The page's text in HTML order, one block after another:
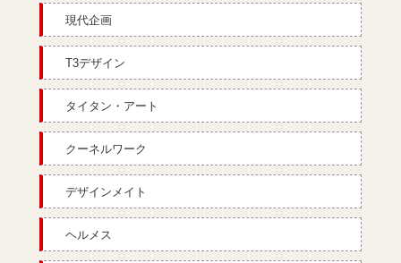
現代企画
T3デザイン
タイタン・アート
クーネルワーク
デザインメイト
ヘルメス